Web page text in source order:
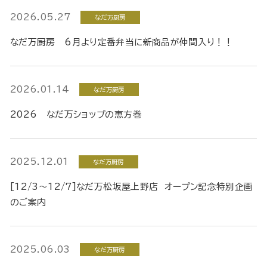
2026.05.27 なだ万厨房
なだ万厨房 6月より定番弁当に新商品が仲間入り！！
2026.01.14 なだ万厨房
2026 なだ万ショップの恵方巻
2025.12.01 なだ万厨房
[12/3～12/7]なだ万松坂屋上野店 オープン記念特別企画
のご案内
2025.06.03 なだ万厨房